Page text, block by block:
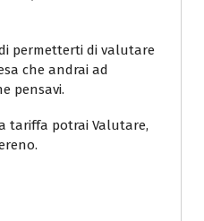
permetterti di valutare
che andrai ad
pensavi.
tariffa potrai Valutare,